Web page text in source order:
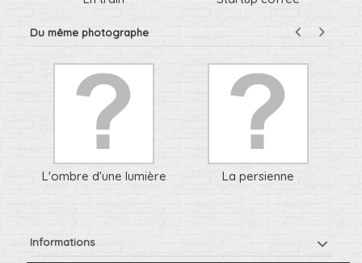
Du même photographe
L'ombre d'une lumière La persienne
Informations